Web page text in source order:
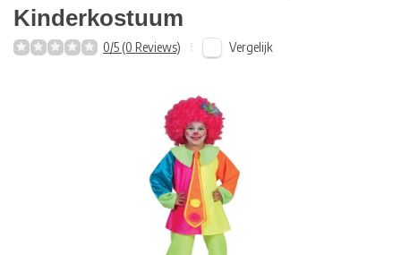
Kinderkostuum
0/5 (0 Reviews) Vergelijk